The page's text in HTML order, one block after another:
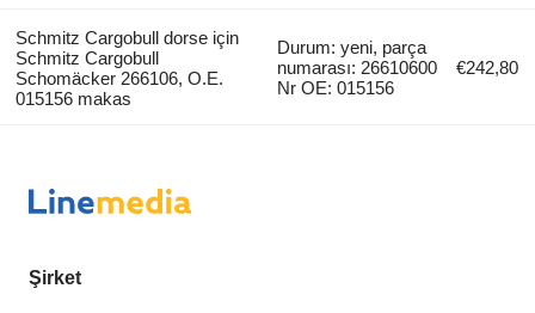
Schmitz Cargobull dorse için
Schmitz Cargobull
Schomäcker 266106, O.E.
015156 makas
Durum: yeni, parça
numarası: 26610600
Nr OE: 015156
€242,80
Şirket